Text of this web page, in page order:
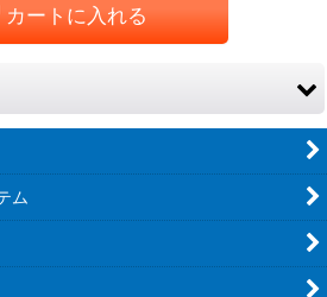
カートに入れる
ゥーン・ウィッチクラフト・破械-
ム